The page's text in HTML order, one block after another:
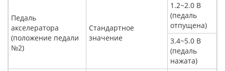
Педаль
акселератора
(положение педали
№2)
Стандартное
значение
1.2~2.0 В
(педаль
отпущена)
3.4~5.0 В
(педаль
нажата)